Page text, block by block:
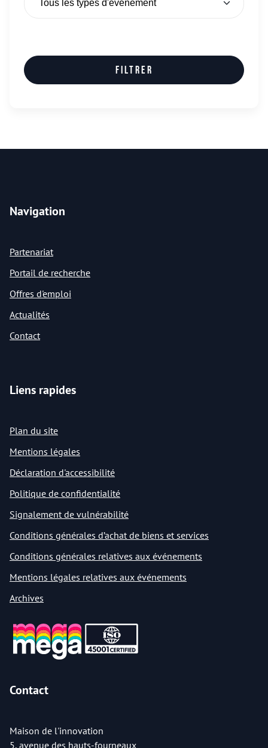
Filtrer
Navigation
Partenariat
Portail de recherche
Offres d'emploi
Actualités
Contact
Liens rapides
Plan du site
Mentions légales
Déclaration d'accessibilité
Politique de confidentialité
Signalement de vulnérabilité
Conditions générales d’achat de biens et services
Conditions générales relatives aux événements
Mentions légales relatives aux événements
Archives
Contact
Maison de l'innovation
5, avenue des hauts-fourneaux